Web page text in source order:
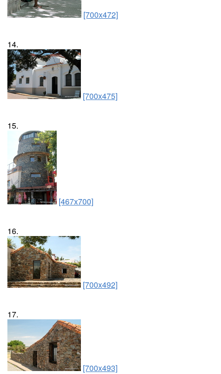
[700x472]
14.
[700x475]
15.
[467x700]
16.
[700x492]
17.
[700x493]